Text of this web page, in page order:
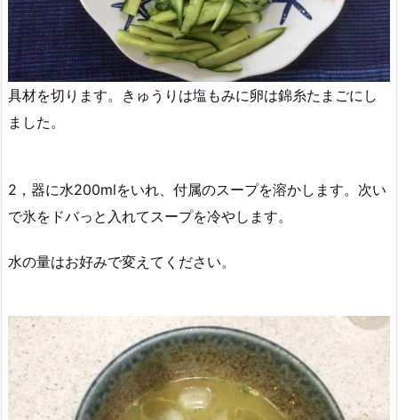
具材を切ります。きゅうりは塩もみに卵は錦糸たまごにし
ました。
2，器に水200mlをいれ、付属のスープを溶かします。次い
で氷をドバっと入れてスープを冷やします。
水の量はお好みで変えてください。